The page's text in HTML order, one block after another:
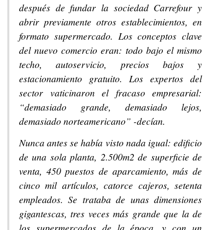
después de fundar la sociedad Carrefour y
abrir previamente otros establecimientos, en
formato supermercado. Los conceptos clave
del nuevo comercio eran: todo bajo el mismo
techo, autoservicio, precios bajos y
estacionamiento gratuito. Los expertos del
sector vaticinaron el fracaso empresarial:
“demasiado grande, demasiado lejos,
demasiado norteamericano” -decían.
Nunca antes se había visto nada igual: edificio
de una sola planta, 2.500m2 de superficie de
venta, 450 puestos de aparcamiento, más de
cinco mil artículos, catorce cajeros, setenta
empleados. Se trataba de unas dimensiones
gigantescas, tres veces más grande que la de
los supermercados de la época, y con un